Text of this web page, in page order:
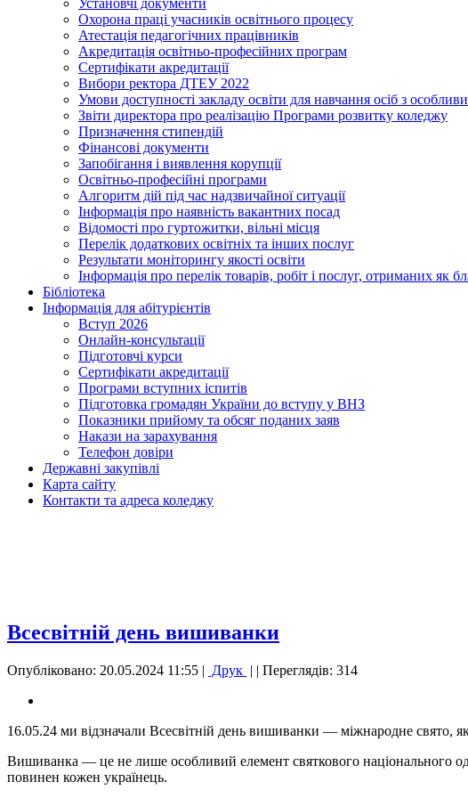
Установчі документи
Охорона праці учасників освітнього процесу
Атестація педагогічних працівників
Акредитація освітньо-професійних програм
Сертифікати акредитації
Вибори ректора ДТЕУ 2022
Умови доступності закладу освіти для навчання осіб з
Звіти директора про реалізацію Програми розвитку коледжу
Призначення стипендій
Фінансові документи
Запобігання і виявлення корупції
Освітньо-професійні програми
Алгоритм дій під час надзвичайної ситуації
Інформація про наявність вакантних посад
Відомості про гуртожитки, вільні місця
Перелік додаткових освітніх та інших послуг
Результати моніторингу якості освіти
Інформація про перелік товарів, робіт і послуг, отриманих як
Бібліотека
Інформація для абітурієнтів
Вступ 2026
Онлайн-консультації
Підготовчі курси
Сертифікати акредитації
Програми вступних іспитів
Підготовка громадян України до вступу у ВНЗ
Показники прийому та обсяг поданих заяв
Накази на зарахування
Телефон довіри
Державні закупівлі
Карта сайту
Контакти та адреса коледжу
Всесвітній день вишиванки
Опубліковано: 20.05.2024 11:55 | Друк | | Переглядів: 314
16.05.24 ми відзначали Всесвітній день вишиванки — міжнародне свято,
Вишиванка — це не лише особливий елемент святкового національного
повинен кожен українець.